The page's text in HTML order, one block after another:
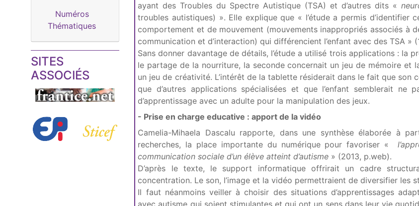
Numéros
Thématiques
SITES
ASSOCIÉS
ayant des Troubles du Spectre Autistique (TSA) et d’autres dits «
troubles autistiques) ». Elle explique que « l’étude a permis d’identifier
comportement et de mouvement (mouvements inappropriés associés à
communication et d’interaction) qui différencient l’enfant avec des TSA »
Sans donner davantage de détails, l’étude a utilisé trois applications : la
le partage de la nourriture, la seconde concernait un jeu de mémoire et
un jeu de créativité. L’intérêt de la tablette résiderait dans le fait que son
que d’autres applications spécialisées et que l’enfant semblerait ne
d’apprentissage avec un adulte pour la manipulation des jeux.
- Prise en charge educative : apport de la vidéo
Camelia-Mihaela Dascalu rapporte, dans une synthèse élaborée à
recherches, la place importante du numérique pour favoriser «
communication sociale d’un élève atteint d’autisme » (2013, p.web).
D’après le texte, le support informatique offrirait un cadre
concentration. Le son, l’image et la vidéo permettraient de diversifier les
Il faut néanmoins veiller à choisir des situations d’apprentissages
avec autisme qui soient stimulantes et qui ont un sens dans leur vie